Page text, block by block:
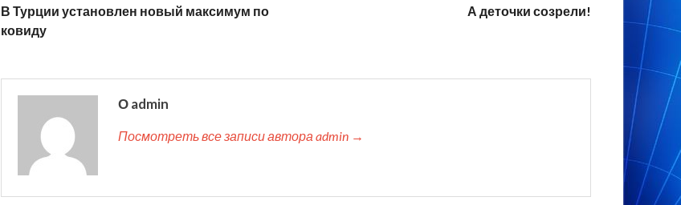
В Турции установлен новый максимум по
ковиду
А деточки созрели!
О admin
Посмотреть все записи автора admin →